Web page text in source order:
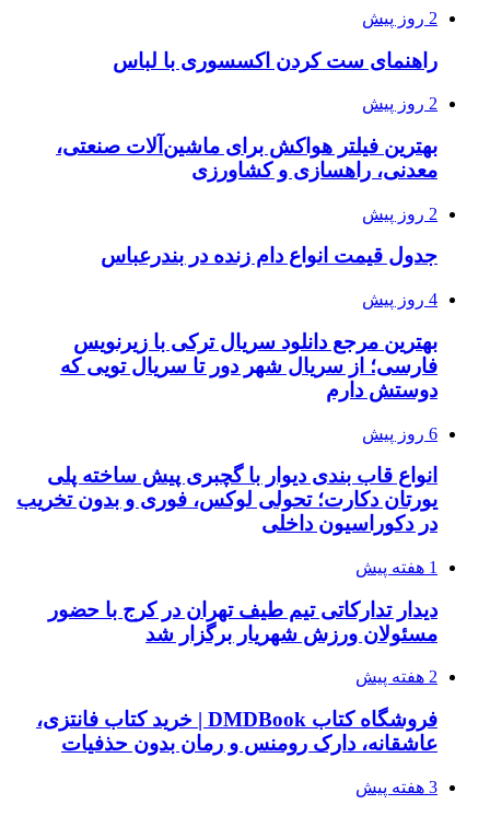
2 روز پیش
راهنمای ست کردن اکسسوری با لباس
2 روز پیش
بهترین فیلتر هواکش برای ماشین‌آلات صنعتی،
معدنی، راهسازی و کشاورزی
2 روز پیش
جدول قیمت انواع دام زنده در بندرعباس
4 روز پیش
بهترین مرجع دانلود سریال ترکی با زیرنویس
فارسی؛ از سریال شهر دور تا سریال تویی که
دوستش دارم
6 روز پیش
انواع قاب بندی دیوار با گچبری پیش ساخته پلی
یورتان دکارت؛ تحولی لوکس، فوری و بدون تخریب
در دکوراسیون داخلی
1 هفته پیش
دیدار تدارکاتی تیم طیف تهران در کرج با حضور
مسئولان ورزش شهریار برگزار شد
2 هفته پیش
فروشگاه کتاب DMDBook | خرید کتاب فانتزی،
عاشقانه، دارک رومنس و رمان بدون حذفیات
3 هفته پیش